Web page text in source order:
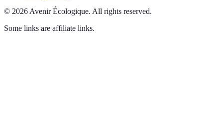
© 2026 Avenir Écologique. All rights reserved.
Some links are affiliate links.